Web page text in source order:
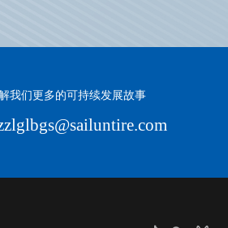
我们更多的可持续发展故事